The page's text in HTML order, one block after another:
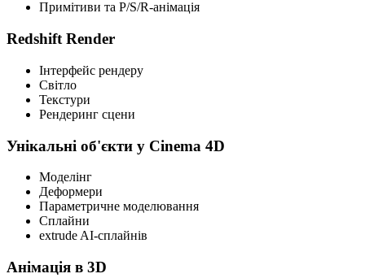
Примітиви та P/S/R-анімація
Redshift Render
Інтерфейс рендеру
Світло
Текстури
Рендеринг сцени
Унікальні об'єкти у Cinema 4D
Моделінг
Деформери
Параметричне моделювання
Сплайни
extrude AI-сплайнів
Анімація в 3D